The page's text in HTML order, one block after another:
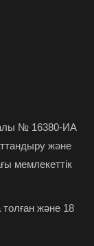
№ 16380-ИА
және
мемлекеттік
және 18